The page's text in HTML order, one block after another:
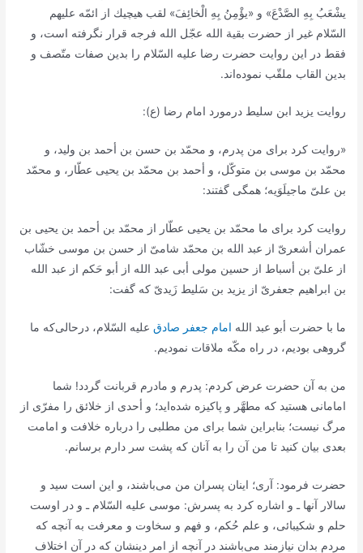
یشْعَبُ بِهِ الصَّدْعَ» و «یؤْمِنُ بِهِ الْخائِفَ» لقب هیچیك از ائمّه علیهم
السّلام غیر از حضرت بقیة الله عجّل الله فرجه قرار نگرفته است، و
فقط در این روایت حضرت رضا علیه السّلام را بدین صفات متّصف و
بدین القاب ملقّب نموده‌اند.
روایت یزید ابن سلیط درمورد امام رضا (ع):
«روایت كرد براى من پدرم، و محمّد بن حسن بن أحمد بن ولید، و
محمّد بن موسى بن متوكّل، و أحمد بن محمّد بن یحیى عطّار، و محمّد
بن علىّ ماجیلَوَیه؛ همگى گفتند:
روایت كرد براى ما محمّد بن یحیى عطّار از محمّد بن أحمد بن یحیى بن
عمران أشعرىّ از عبد الله بن محمّد شامىّ از حسن بن موسى خشّاب
از علىّ بن أسباط از حسین مولى أبى عبد الله از أبو حَكم از عبد الله
بن ابراهیم جعفرىّ از یزید بن سَلیط زَیدىّ كه گفت:
ما با حضرت أبو عبد الله امام جعفر صادق علیه السّلام، درحالى‌كه ما
گروهى بودیم، در راه مكّه ملاقات نمودیم.
من به آن حضرت عرض كردم: پدرم و مادرم قربانت گردد! شما
امامانى هستید كه مطهَّر و پاكیزه شده‌اید؛ و أحدى از خلائق را مفرّى از
مرگ نیست؛ بنابراین شما براى من مطلبى را درباره خلافت و امامت
بعدى بیان كنید تا من آن را به آنان كه پشت سر دارم برسانم.
حضرت فرمود: آرى؛ اینان پسران من مى‌باشند، و این است سید و
سالار آنها ـ و اشاره كرد به پسرش: موسى علیه السّلام ـ و در اوست
حلم و شكیبائى، و علم حُكم‌، و فهم و سخاوت و معرفت به آنچه كه
مردم بدان نیازمند مى‌باشند در آنچه از امر دینشان كه در آن اختلاف